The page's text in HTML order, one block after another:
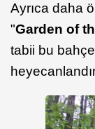
Ayrıca daha
"Garden of
tabii bu